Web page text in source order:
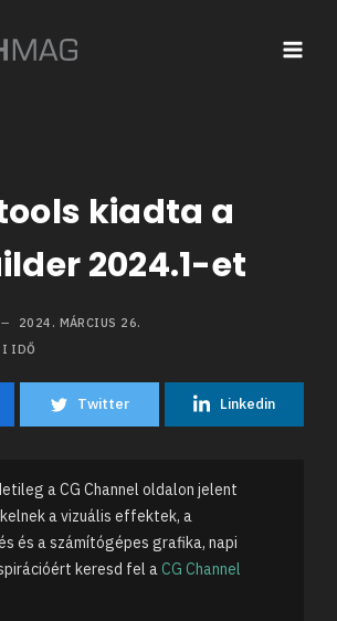
kiadta a
2024.1-et
2024. MÁRCIUS 26.
IDŐ
Twitter Linkedin
a CG Channel oldalon jelent
a vizuális effektek, a
és a számítógépes grafika, napi
keresd fel aCG Channel